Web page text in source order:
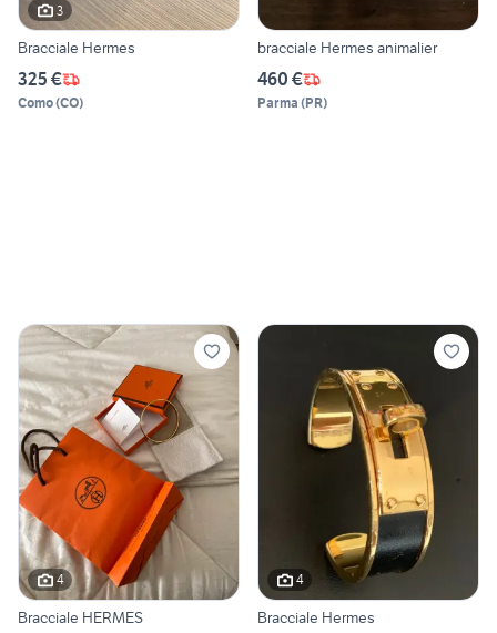
3
Bracciale Hermes
325 €
Como(CO)
bracciale Hermes animalier
460 €
Parma (PR)
4
Bracciale HERMES
4
Bracciale Hermes